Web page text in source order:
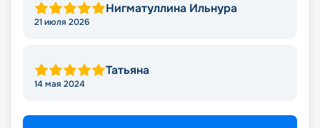
Нигматуллина Ильнура
21 июля 2026
Татьяна
14 мая 2024